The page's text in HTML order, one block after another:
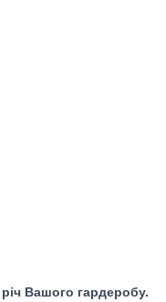
Вашого гардеробу.